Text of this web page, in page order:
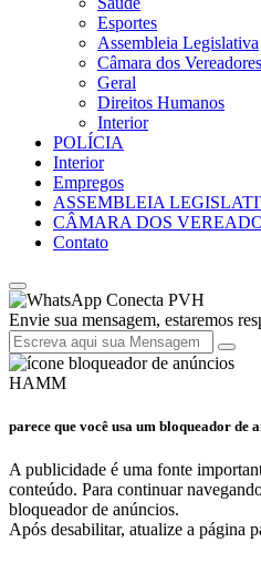
Esportes
Assembleia Legislativa
Câmara dos
Geral
Direitos Humanos
Interior
POLÍCIA
Interior
Empregos
ASSEMBLEIA
CÂMARA DOS
Contato
Conecta PVH
Envie sua mensagem, estaremos
HAMM
parece que você usa um bloqueador de
A publicidade é uma fonte
conteúdo. Para continuar
bloqueador de anúncios.
Após desabilitar, atualize a página